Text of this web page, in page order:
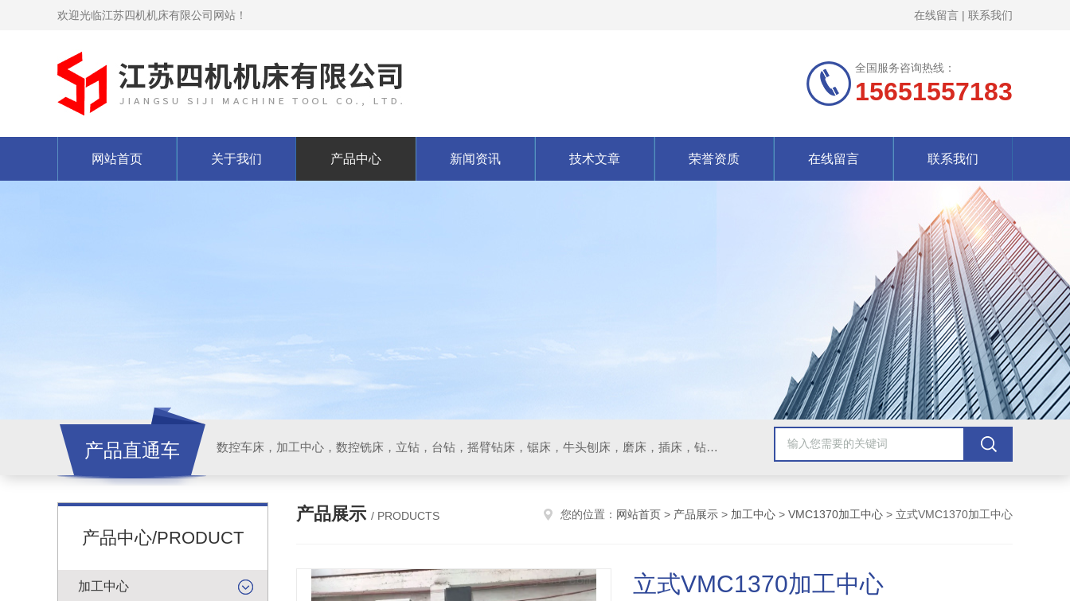
欢迎光临江苏四机机床有限公司网站！ 在线留言 | 联系我们
全国服务咨询热线：
15651557183
网站首页 关于我们 产品中心 新闻资讯 技术文章 荣誉资质 在线留言 联系我们
产品直通车 数控车床，加工中心，数控铣床，立钻，台钻，摇臂钻床，锯床，牛头刨床，磨床，插床，钻铣床，滚齿机
产品中心/PRODUCT
加工中心
产品展示 / PRODUCTS 您的位置： 网站首页 > 产品展示 > 加工中心 > VMC1370加工中心 > 立式VMC1370加工中心
立式VMC1370加工中心